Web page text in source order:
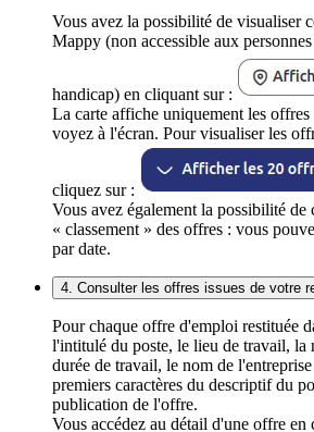
Vous avez la possibilité de visualiser
Mappy (non accessible aux
handicap) en cliquant sur :
La carte affiche uniquement les
voyez à l'écran. Pour visualiser les
cliquez sur :
Vous avez également la possibilité de
« classement » des offres : vous
par date.
4. Consulter les offres issues de votre
Pour chaque offre d'emploi restituée
l'intitulé du poste, le lieu de travail, la
durée de travail, le nom de
premiers caractères du descriptif du
publication de l'offre.
Vous accédez au détail d'une offre